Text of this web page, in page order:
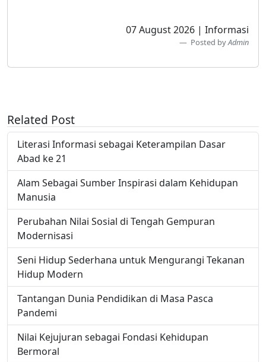
07 August 2026 | Informasi
Posted byAdmin
Related Post
Literasi Informasi sebagai Keterampilan Dasar
Abad ke 21
Alam Sebagai Sumber Inspirasi dalam Kehidupan
Manusia
Perubahan Nilai Sosial di Tengah Gempuran
Modernisasi
Seni Hidup Sederhana untuk Mengurangi Tekanan
Hidup Modern
Tantangan Dunia Pendidikan di Masa Pasca
Pandemi
Nilai Kejujuran sebagai Fondasi Kehidupan
Bermoral